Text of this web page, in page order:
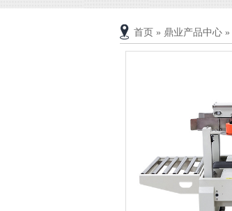
首页 » 鼎业产品中心 »